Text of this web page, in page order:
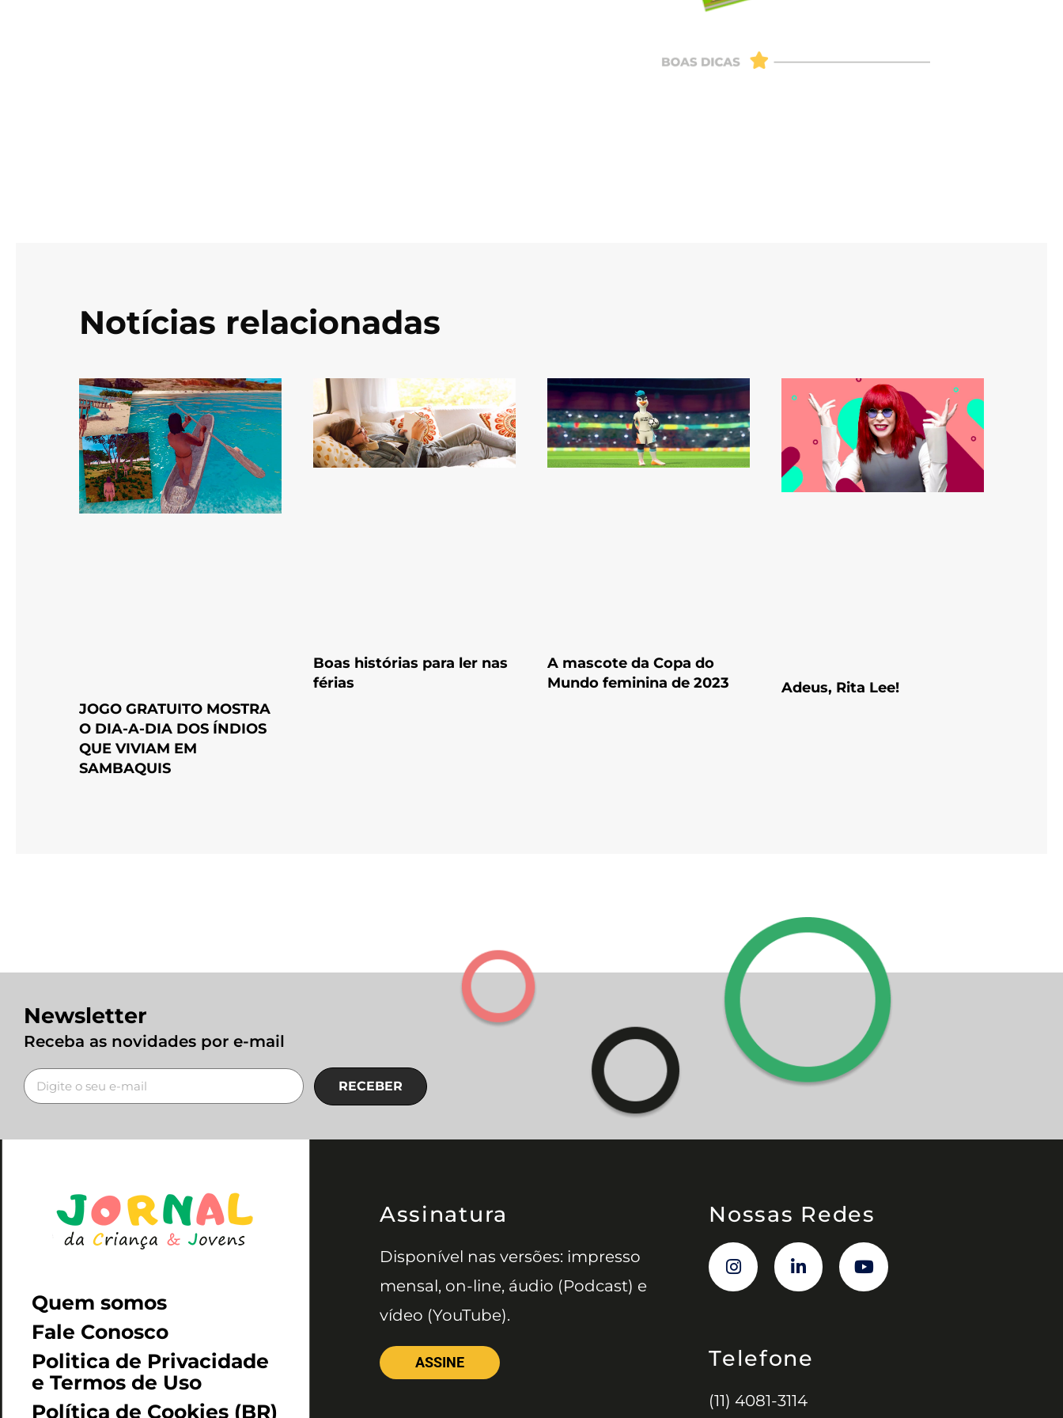
Notícias relacionadas
JOGO GRATUITO MOSTRA
O DIA-A-DIA DOS ÍNDIOS
QUE VIVIAM EM
SAMBAQUIS
Boas histórias para ler nas
férias
A mascote da Copa do
Mundo feminina de 2023
Adeus, Rita Lee!
Newsletter
Receba as novidades por e-mail
RECEBER
Quem somos
Fale Conosco
Politica de Privacidade
e Termos de Uso
Política de Cookies (BR)
Assinatura
Disponível nas versões: impresso
mensal, on-line, áudio (Podcast) e
vídeo (YouTube).
ASSINE
Nossas Redes
Telefone
(11) 4081-3114